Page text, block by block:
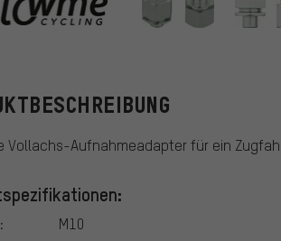
FollowMe
Vollachs-Aufnahmeadapter für ein
M10